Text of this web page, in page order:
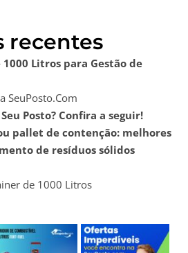
recentes
Litros para Gestão de
SeuPosto.Com
Posto? Confira a seguir!
pallet de contenção: melhores
de resíduos sólidos
de 1000 Litros